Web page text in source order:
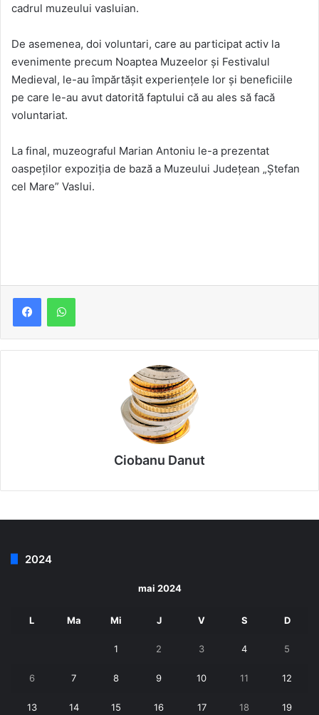
cadrul muzeului vasluian.
De asemenea, doi voluntari, care au participat activ la
evenimente precum Noaptea Muzeelor și Festivalul
Medieval, le-au împărtășit experiențele lor și beneficiile
pe care le-au avut datorită faptului că au ales să facă
voluntariat.
La final, muzeograful Marian Antoniu le-a prezentat
oaspeților expoziția de bază a Muzeului Județean „Ștefan
cel Mare” Vaslui.
Ciobanu Danut
2024
mai 2024
L Ma Mi J V S D
1 2 3 4 5
6 7 8 9 10 11 12
13 14 15 16 17 18 19